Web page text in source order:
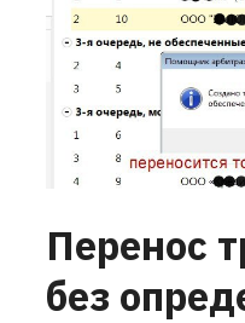
Перенос
без